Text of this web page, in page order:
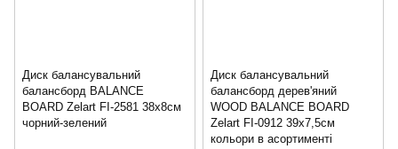
Диск балансувальний
балансборд BALANCE
BOARD Zelart FI-2581 38х8см
чорний-зелений
Диск балансувальний
балансборд дерев'яний
WOOD BALANCE BOARD
Zelart FI-0912 39х7,5см
кольори в асортименті